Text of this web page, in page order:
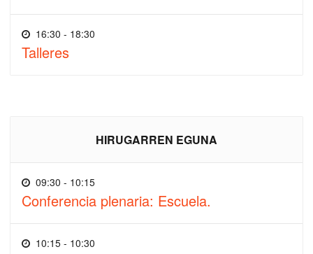
16:30 - 18:30
Talleres
HIRUGARREN EGUNA
09:30 - 10:15
Conferencia plenaria: Escuela.
10:15 - 10:30